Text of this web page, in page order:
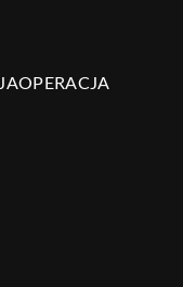
OPERACJA